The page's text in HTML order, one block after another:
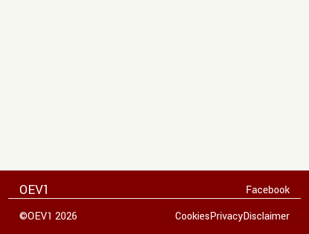
OEV1
Facebook
©OEV1 2026
CookiesPrivacyDisclaimer